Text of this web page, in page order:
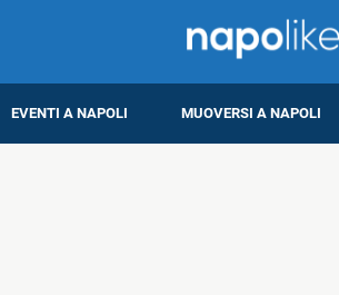
EVENTI A NAPOLI MUOVERSI A NAPOLI